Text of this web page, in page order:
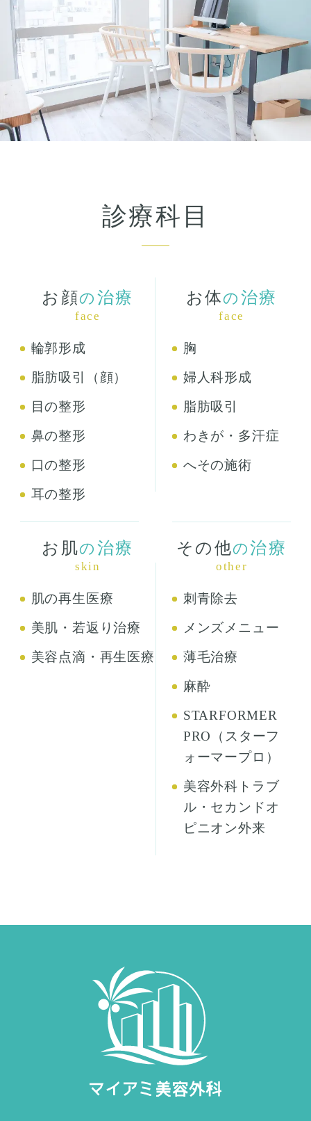
診療科目
お顔の 治療
face
輪郭形成
脂肪吸引（顔）
目の整形
鼻の整形
口の整形
耳の整形
お体の 治療
face
胸
婦人科形成
脂肪吸引
わきが・多汗症
へその施術
お肌の 治療
skin
肌の再生医療
美肌・若返り治療
美容点滴・再生医療
その他の治療
other
刺青除去
メンズメニュー
薄毛治療
麻酔
STARFORMER
PRO（スターフ
ォーマープロ）
美容外科トラブ
ル・セカンドオ
ピニオン外来